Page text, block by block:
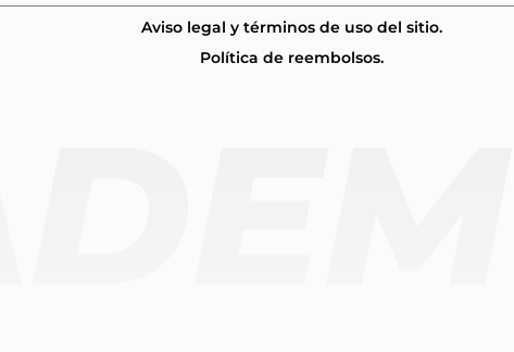
Aviso legal y términos de uso del sitio.
Política de reembolsos.